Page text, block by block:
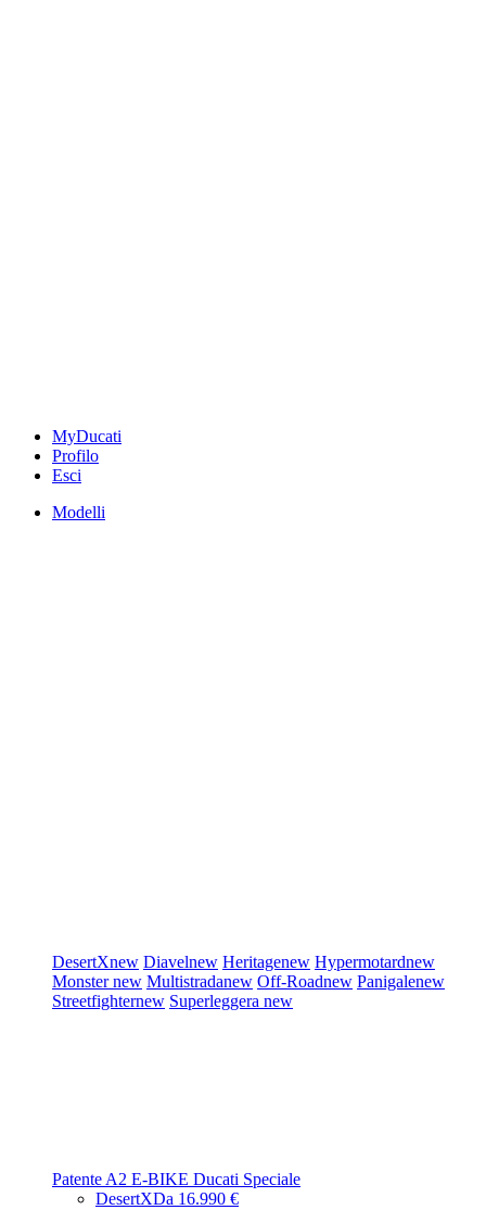
MyDucati
Profilo
Esci
Modelli
DesertXnew Diavelnew Heritagenew Hypermotardnew
Monsternew Multistradanew Off-Roadnew Panigalenew
Streetfighternew Superleggera new
Patente A2 E-BIKE Ducati Speciale
DesertXDa 16.990 €